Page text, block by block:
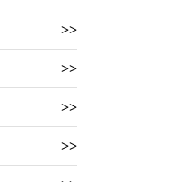
>>
>>
>>
>>